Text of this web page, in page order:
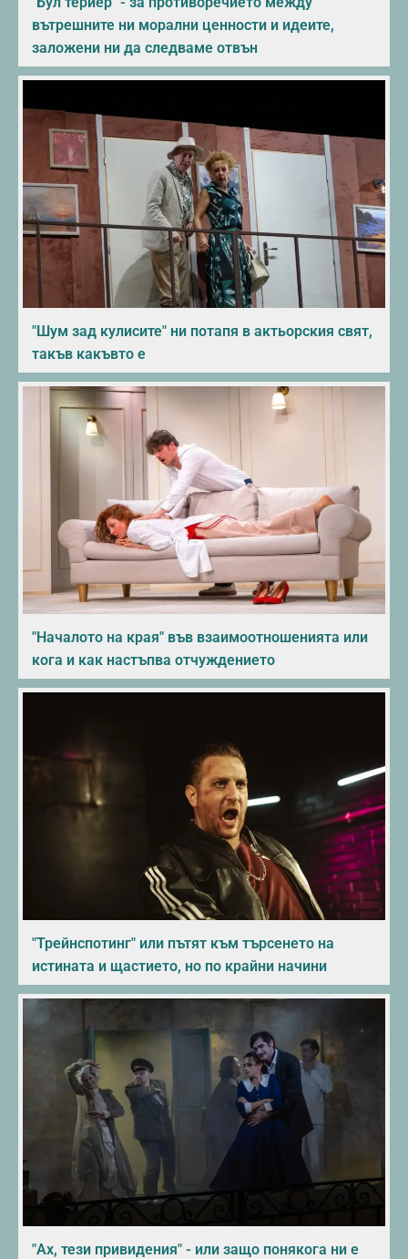
вътрешните ни морални ценности и идеите,
заложени ни да следваме отвън
"Шум зад кулисите" ни потапя в актьорския свят,
такъв какъвто е
"Началото на края" във взаимоотношенията или
кога и как настъпва отчуждението
"Трейнспотинг" или пътят към търсенето на
истината и щастието, но по крайни начини
"Ах, тези привидения" - или защо понякога ни е